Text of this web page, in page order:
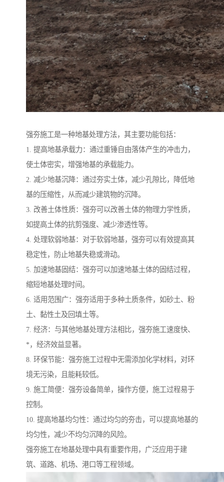
强夯施工是一种地基处理方法，其主要功能包括：
1. 提高地基承载力：通过重锤自由落体产生的冲击力，
使土体密实，增强地基的承载能力。
2. 减少地基沉降：通过夯实土体，减少孔隙比，降低地
基的压缩性，从而减少建筑物的沉降。
3. 改善土体性质：强夯可以改善土体的物理力学性质，
如提高土体的抗剪强度、减少渗透性等。
4. 处理软弱地基：对于软弱地基，强夯可以有效提高其
稳定性，防止地基失稳或滑动。
5. 加速地基固结：强夯可以加速地基土体的固结过程，
缩短地基处理时间。
6. 适用范围广：强夯适用于多种土质条件，如砂土、粉
土、黏性土及回填土等。
7. 经济：与其他地基处理方法相比，强夯施工速度快、
*，经济效益显著。
8. 环保节能：强夯施工过程中无需添加化学材料，对环
境无污染，且能耗较低。
9. 施工简便：强夯设备简单，操作方便，施工过程易于
控制。
10. 提高地基均匀性：通过均匀的夯击，可以提高地基的
均匀性，减少不均匀沉降的风险。
强夯施工在地基处理中具有重要作用，广泛应用于建
筑、道路、机场、港口等工程领域。